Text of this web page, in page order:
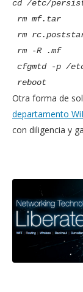
cd /etc/
rm mf.tar
rm
rm -R .mf
cfgmtd -p /
reboot
Otra forma de
departamento
con diligencia y